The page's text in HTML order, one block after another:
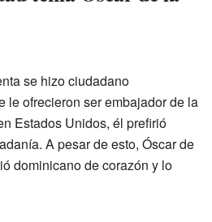
se hizo ciudadano
le ofrecieron ser embajador de la
Estados Unidos, él prefirió
A pesar de esto, Óscar de
dominicano de corazón y lo